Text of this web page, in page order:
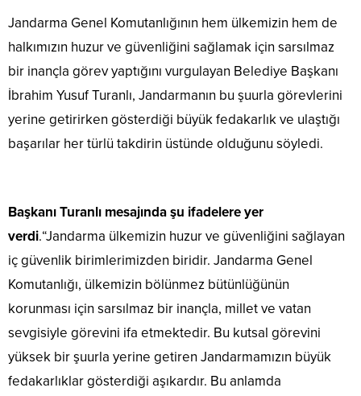
Jandarma Genel Komutanlığının hem ülkemizin hem de
halkımızın huzur ve güvenliğini sağlamak için sarsılmaz
bir inançla görev yaptığını vurgulayan Belediye Başkanı
İbrahim Yusuf Turanlı, Jandarmanın bu şuurla görevlerini
yerine getirirken gösterdiği büyük fedakarlık ve ulaştığı
başarılar her türlü takdirin üstünde olduğunu söyledi.
Başkanı Turanlı mesajında şu ifadelere yer
verdi.“Jandarma ülkemizin huzur ve güvenliğini sağlayan
iç güvenlik birimlerimizden biridir. Jandarma Genel
Komutanlığı, ülkemizin bölünmez bütünlüğünün
korunması için sarsılmaz bir inançla, millet ve vatan
sevgisiyle görevini ifa etmektedir. Bu kutsal görevini
yüksek bir şuurla yerine getiren Jandarmamızın büyük
fedakarlıklar gösterdiği aşıkardır. Bu anlamda